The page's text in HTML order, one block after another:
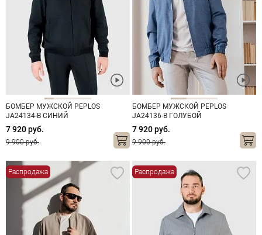
БОМБЕР МУЖСКОЙ PEPLOS
JA24134-В СИНИЙ
7 920 руб.
9 900 руб.
БОМБЕР МУЖСКОЙ PEPLOS
JA24136-B ГОЛУБОЙ
7 920 руб.
9 900 руб.
Распродажа Распродажа